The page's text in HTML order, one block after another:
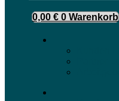
0,00 € 0 Warenkorb